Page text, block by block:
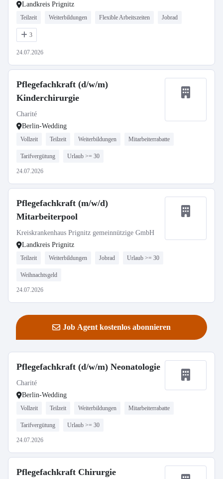
Landkreis Prignitz
Teilzeit Weiterbildungen Flexible Arbeitszeiten Jobrad
3
24.07.2026
Pflegefachkraft (d/w/m)
Kinderchirurgie
Charité
Berlin-Wedding
Vollzeit Teilzeit Weiterbildungen Mitarbeiterrabatte
Tarifvergütung Urlaub >= 30
24.07.2026
Pflegefachkraft (m/w/d)
Mitarbeiterpool
Kreiskrankenhaus Prignitz gemeinnützige GmbH
Landkreis Prignitz
Teilzeit Weiterbildungen Jobrad Urlaub >= 30
Weihnachtsgeld
24.07.2026
Job Agent kostenlos abonnieren
Pflegefachkraft (d/w/m) Neonatologie
Charité
Berlin-Wedding
Vollzeit Teilzeit Weiterbildungen Mitarbeiterrabatte
Tarifvergütung Urlaub >= 30
24.07.2026
Pflegefachkraft Chirurgie